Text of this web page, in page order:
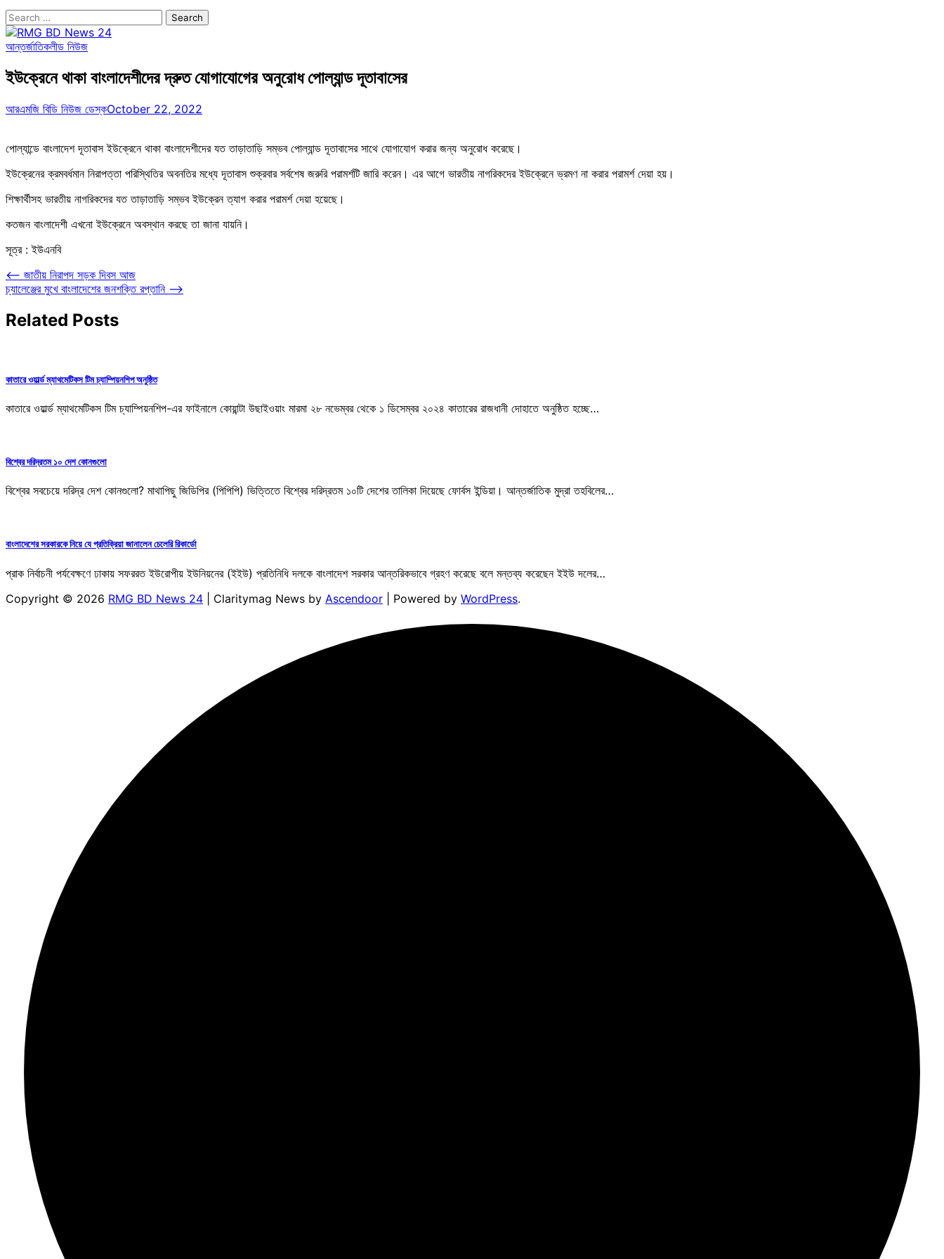
Search
for:
আন্তর্জাতিকলীড নিউজ
ইউক্রেনে থাকা বাংলাদেশীদের দ্রুত যোগাযোগের অনুরোধ পোল্যান্ড দূতাবাসের
আরএমজি বিডি নিউজ ডেস্কOctober 22, 2022
পোল্যান্ডে বাংলাদেশ দূতাবাস ইউক্রেনে থাকা বাংলাদেশীদের যত তাড়াতাড়ি সম্ভব পোল্যান্ড দূতাবাসের সাথে যোগাযোগ করার জন্য অনুরোধ করেছে।
ইউক্রেনের ক্রমবর্ধমান নিরাপত্তা পরিস্থিতির অবনতির মধ্যে দূতাবাস শুক্রবার সর্বশেষ জরুরি পরামর্শটি জারি করেন। এর আগে ভারতীয় নাগরিকদের ইউক্রেনে ভ্রমণ না করার পরামর্শ দেয়া হয়।
শিক্ষার্থীসহ ভারতীয় নাগরিকদের যত তাড়াতাড়ি সম্ভব ইউক্রেন ত্যাগ করার পরামর্শ দেয়া হয়েছে।
কতজন বাংলাদেশী এখনো ইউক্রেনে অবস্থান করছে তা জানা যায়নি।
সূত্র : ইউএনবি
Post
navigation
⟵ জাতীয় নিরাপদ সড়ক দিবস আজ
চ্যালেঞ্জের মুখে বাংলাদেশের জনশক্তি রপ্তানি ⟶
Related Posts
কাতারে ওয়ার্ল্ড ম্যাথমেটিকস টিম চ্যাম্পিয়নশিপ অনুষ্ঠিত
কাতারে ওয়ার্ল্ড ম্যাথমেটিকস টিম চ্যাম্পিয়নশিপ-এর ফাইনালে কোয়ান্টা উছাইওয়াং মারমা ২৮ নভেম্বর থেকে ১ ডিসেম্বর ২০২৪ কাতারের রাজধানী দোহাতে অনুষ্ঠিত হচ্ছে…
বিশ্বের দরিদ্রতম ১০ দেশ কোনগুলো
বিশ্বের সবচেয়ে দরিদ্র দেশ কোনগুলো? মাথাপিছু জিডিপির (পিপিপি) ভিত্তিতে বিশ্বের দরিদ্রতম ১০টি দেশের তালিকা দিয়েছে ফোর্বস ইন্ডিয়া। আন্তর্জাতিক মুদ্রা তহবিলের…
বাংলাদেশের সরকারকে নিয়ে যে প্রতিক্রিয়া জানালেন চেলেরি রিকার্ডো
প্রাক নির্বাচনী পর্যবেক্ষণে ঢাকায় সফররত ইউরোপীয় ইউনিয়নের (ইইউ) প্রতিনিধি দলকে বাংলাদেশ সরকার আন্তরিকভাবে গ্রহণ করেছে বলে মন্তব্য করেছেন ইইউ দলের…
Copyright © 2026 RMG BD News 24 | Claritymag News by Ascendoor | Powered by WordPress.